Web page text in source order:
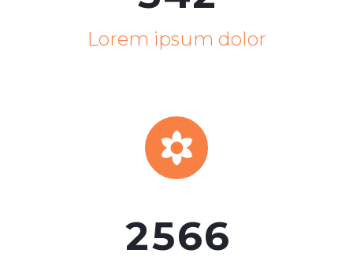
Lorem ipsum dolor


2566